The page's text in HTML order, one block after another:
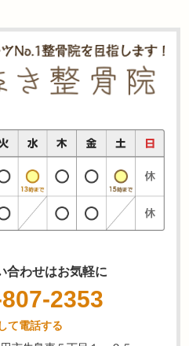
合わせはお気軽に
2353
て電話する